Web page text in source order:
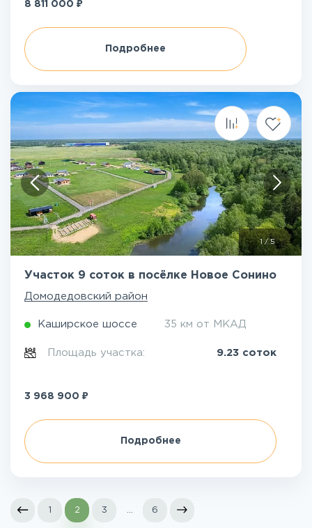
8 811 000 ₽
Подробнее
1 /5
Участок 9 соток в посёлке Новое Сонино
Домодедовский район
Каширское шоссе 35 км от МКАД
Площадь участка: 9.23 соток
3 968 900 ₽
Подробнее
1 2 3 6